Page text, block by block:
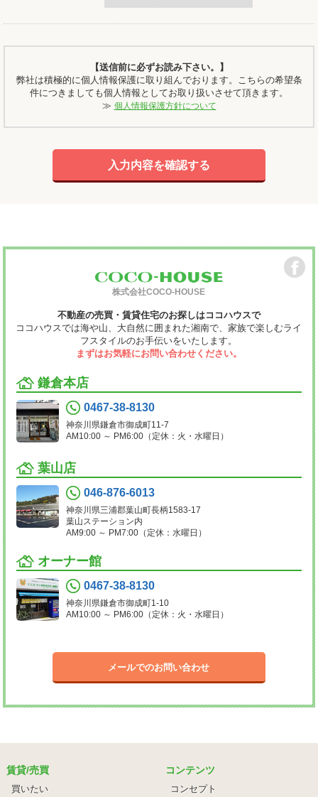
【送信前に必ずお読み下さい。】
弊社は積極的に個人情報保護に取り組んでおります。こちらの希望条
件につきましても個人情報としてお取り扱いさせて頂きます。
≫ 個人情報保護方針について
株式会社COCO-HOUSE
不動産の売買・賃貸住宅のお探しはココハウスで
ココハウスでは海や山、大自然に囲まれた湘南で、家族で楽しむライ
フスタイルのお手伝いをいたします。
まずはお気軽にお問い合わせください。
鎌倉本店
0467-38-8130
神奈川県鎌倉市御成町11-7
AM10:00 ～ PM6:00（定休：火・水曜日）
葉山店
046-876-6013
神奈川県三浦郡葉山町長柄1583-17
葉山ステーション内
AM9:00 ～ PM7:00（定休：水曜日）
オーナー館
0467-38-8130
神奈川県鎌倉市御成町1-10
AM10:00 ～ PM6:00（定休：火・水曜日）
メールでのお問い合わせ
賃貸/売買
買いたい
コンテンツ
コンセプト